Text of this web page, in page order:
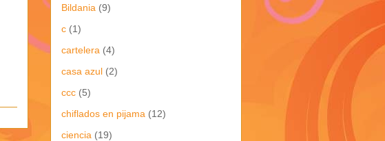
Bildania (9)
c (1)
cartelera (4)
casa azul (2)
ccc (5)
chiflados en pijama (12)
ciencia (19)